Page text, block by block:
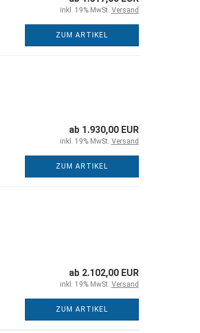
inkl. 19% MwSt. Versand
ZUM ARTIKEL
ab 1.930,00 EUR
inkl. 19% MwSt. Versand
ZUM ARTIKEL
ab 2.102,00 EUR
inkl. 19% MwSt. Versand
ZUM ARTIKEL